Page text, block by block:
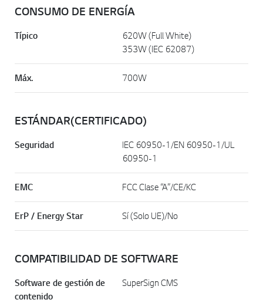
CONSUMO DE ENERGÍA
Típico
620W (Full White)
353W (IEC 62087)
Máx. 700W
ESTÁNDAR(CERTIFICADO)
Seguridad
IEC 60950-1/EN 60950-1/UL
60950-1
EMC FCC Clase “A”/CE/KC
ErP / Energy Star Sí (Solo UE)/No
COMPATIBILIDAD DE SOFTWARE
Software de gestión de
contenido
SuperSign CMS